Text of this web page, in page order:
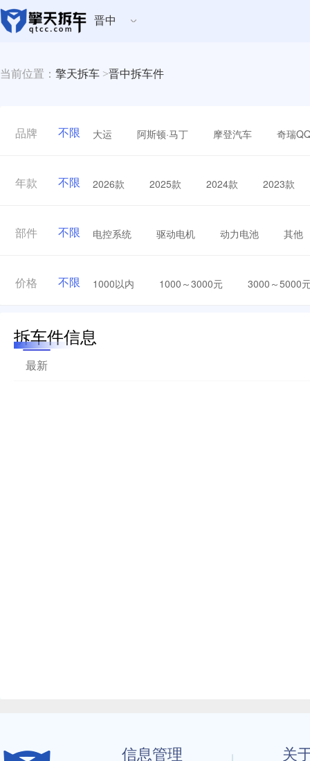
晋中
当前位置： 擎天拆车 >晋中拆车件
品牌 不限 大运 阿斯顿·马丁 摩登汽车 奇瑞
年款 不限 2026款 2025款 2024款 2023款
部件 不限 电控系统 驱动电机 动力电池 其他
价格 不限 1000以内 1000～3000元 3000～5000
拆车件信息
最新
信息管理 关